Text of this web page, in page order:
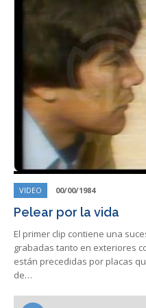
VIDEO 00/00/1984
Pelear por la vida
El primer clip contiene una
grabadas tanto en exteriores
están precedidas por placas
de…